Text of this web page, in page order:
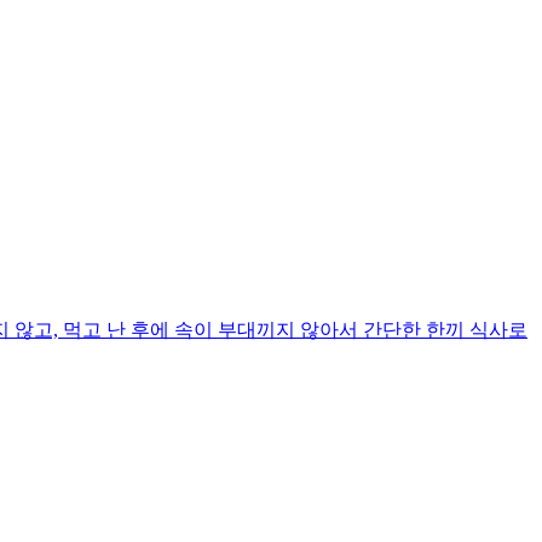
고, 먹고 난 후에 속이 부대끼지 않아서 간단한 한끼 식사로